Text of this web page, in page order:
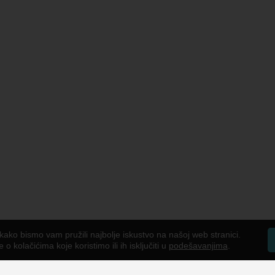
bismo vam pružili najbolje iskustvo na našoj web stranici.
o kolačićima koje koristimo ili ih isključiti u podešavanjima